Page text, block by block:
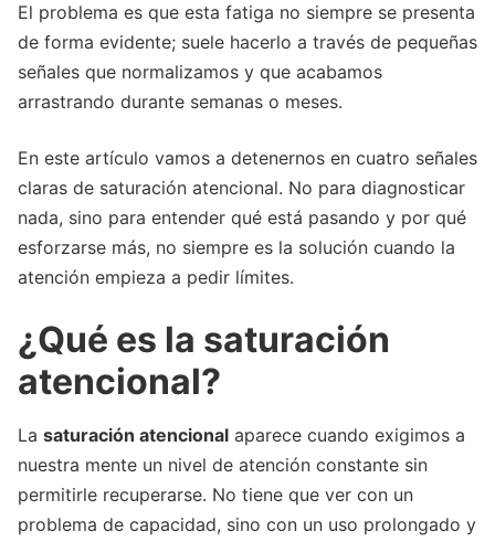
El problema es que esta fatiga no siempre se presenta
de forma evidente; suele hacerlo a través de pequeñas
señales que normalizamos y que acabamos
arrastrando durante semanas o meses.
En este artículo vamos a detenernos en cuatro señales
claras de saturación atencional. No para diagnosticar
nada, sino para entender qué está pasando y por qué
esforzarse más, no siempre es la solución cuando la
atención empieza a pedir límites.
¿Qué es la saturación
atencional?
La saturación atencional aparece cuando exigimos a
nuestra mente un nivel de atención constante sin
permitirle recuperarse. No tiene que ver con un
problema de capacidad, sino con un uso prolongado y